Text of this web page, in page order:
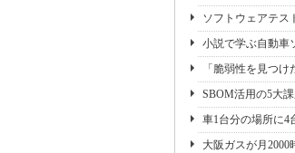
ソフトウェアテス
小説で学ぶ自動車
「脆弱性を見つ
SBOM活用の5大
車1台分の場所に4
大阪ガスが月